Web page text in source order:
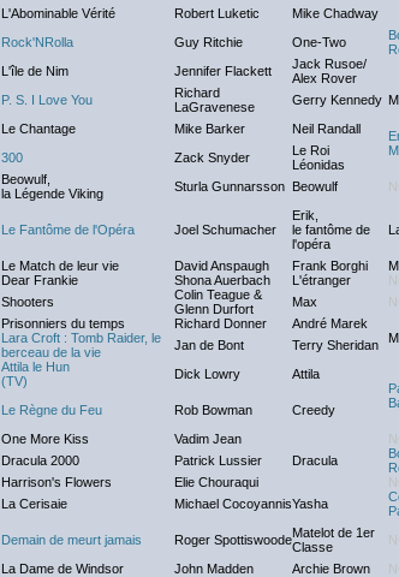
L'Abominable Vérité
Robert Luketic
Mike Chadway
Rock'NRolla Guy Ritchie One-Two
L'île de Nim
Jennifer Flackett
Jack Rusoe/
Alex Rover
P. S. I Love You
Richard
LaGravenese
Gerry Kennedy
Le Chantage
Mike Barker Neil Randall
300 Zack Snyder
Le Roi
Léonidas
Beowulf,
la Légende Viking
Sturla Gunnarsson Beowulf
Le Fantôme de l'Opéra Joel Schumacher
Erik,
le fantôme de
l'opéra
Le Match de leur vie
David Anspaugh Frank Borghi
Dear Frankie
Shona Auerbach L'étranger
Shooters
Colin Teague &
Glenn Durfort
Max
Prisonniers du temps
Richard Donner
André Marek
Lara Croft : Tomb Raider, le
berceau de la vie
Jan de Bont Terry Sheridan
Attila le Hun
(TV)
Dick Lowry
Attila
Le Règne du Feu Rob Bowman Creedy
One More Kiss Vadim Jean
Dracula 2000
Patrick Lussier Dracula
Harrison's Flowers
Elie Chouraqui
La Cerisaie Michael CocoyannisYasha
Demain de meurt jamais Roger SpottiswoodeMatelot de 1er
Classe
La Dame de Windsor
John Madden Archie Brown